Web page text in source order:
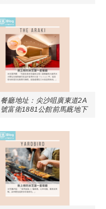
餐廳地址：尖沙咀廣東道2A
號富衛1881公館前馬廐地下